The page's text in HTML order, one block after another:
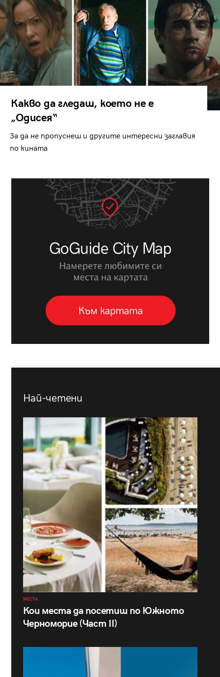
Какво да гледаш, което не е
„Одисея“
За да не пропуснеш и другите интересни заглавия
по кината
Най-четени
МЕСТА
Кои места да посетиш по Южното
Черноморие (Част II)